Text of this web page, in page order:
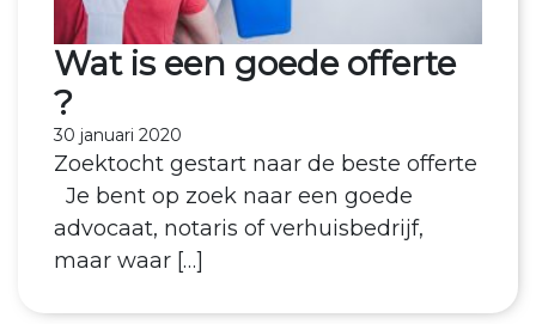
Wat is een goede offerte
?
30 januari 2020
Zoektocht gestart naar de beste offerte
Je bent op zoek naar een goede
advocaat, notaris of verhuisbedrijf,
maar waar […]